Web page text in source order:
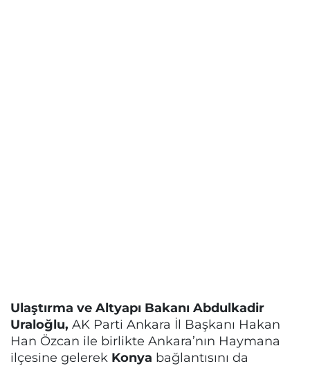
Ulaştırma ve Altyapı Bakanı Abdulkadir
Uraloğlu, AK Parti Ankara İl Başkanı Hakan
Han Özcan ile birlikte Ankara’nın Haymana
ilçesine gelerek Konya bağlantısını da